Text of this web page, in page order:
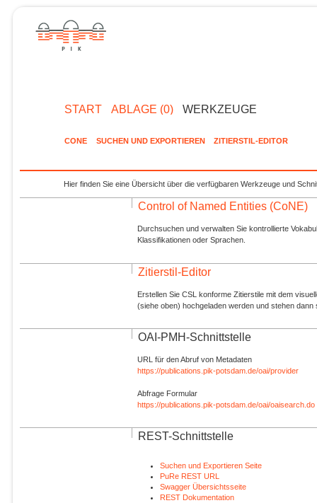
START ABLAGE (0) WERKZEUGE
CONE SUCHEN UND EXPORTIEREN ZITIERSTIL-EDITOR
Hier finden Sie eine Übersicht über die verfügbaren Werkzeuge und
Control of Named Entities (CoNE)
Durchsuchen und verwalten Sie kontrollierte
Klassifikationen oder Sprachen.
Zitierstil-Editor
Erstellen Sie CSL konforme Zitierstile mit dem
(siehe oben) hochgeladen werden und stehen dann
OAI-PMH-Schnittstelle
URL für den Abruf von Metadaten
https://publications.pik-potsdam.de/oai/provider
Abfrage Formular
https://publications.pik-potsdam.de/oai/oaisearch.do
REST-Schnittstelle
Suchen und Exportieren Seite
PuRe REST URL
Swagger Übersichtsseite
REST Dokumentation